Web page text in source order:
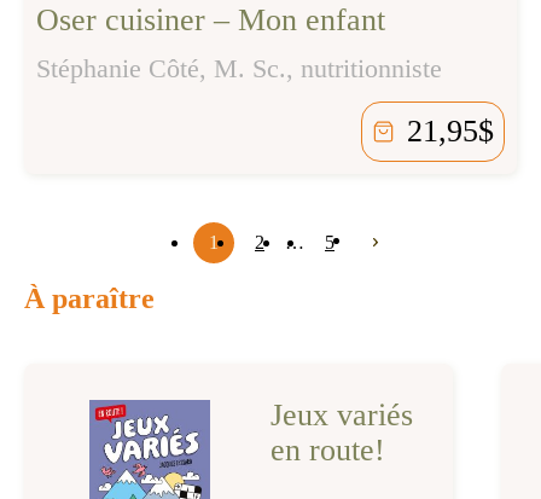
Oser cuisiner – Mon enfant
Stéphanie Côté, M. Sc., nutritionniste
21,95$
1 2 … 5
À paraître
Jeux variés
en route!